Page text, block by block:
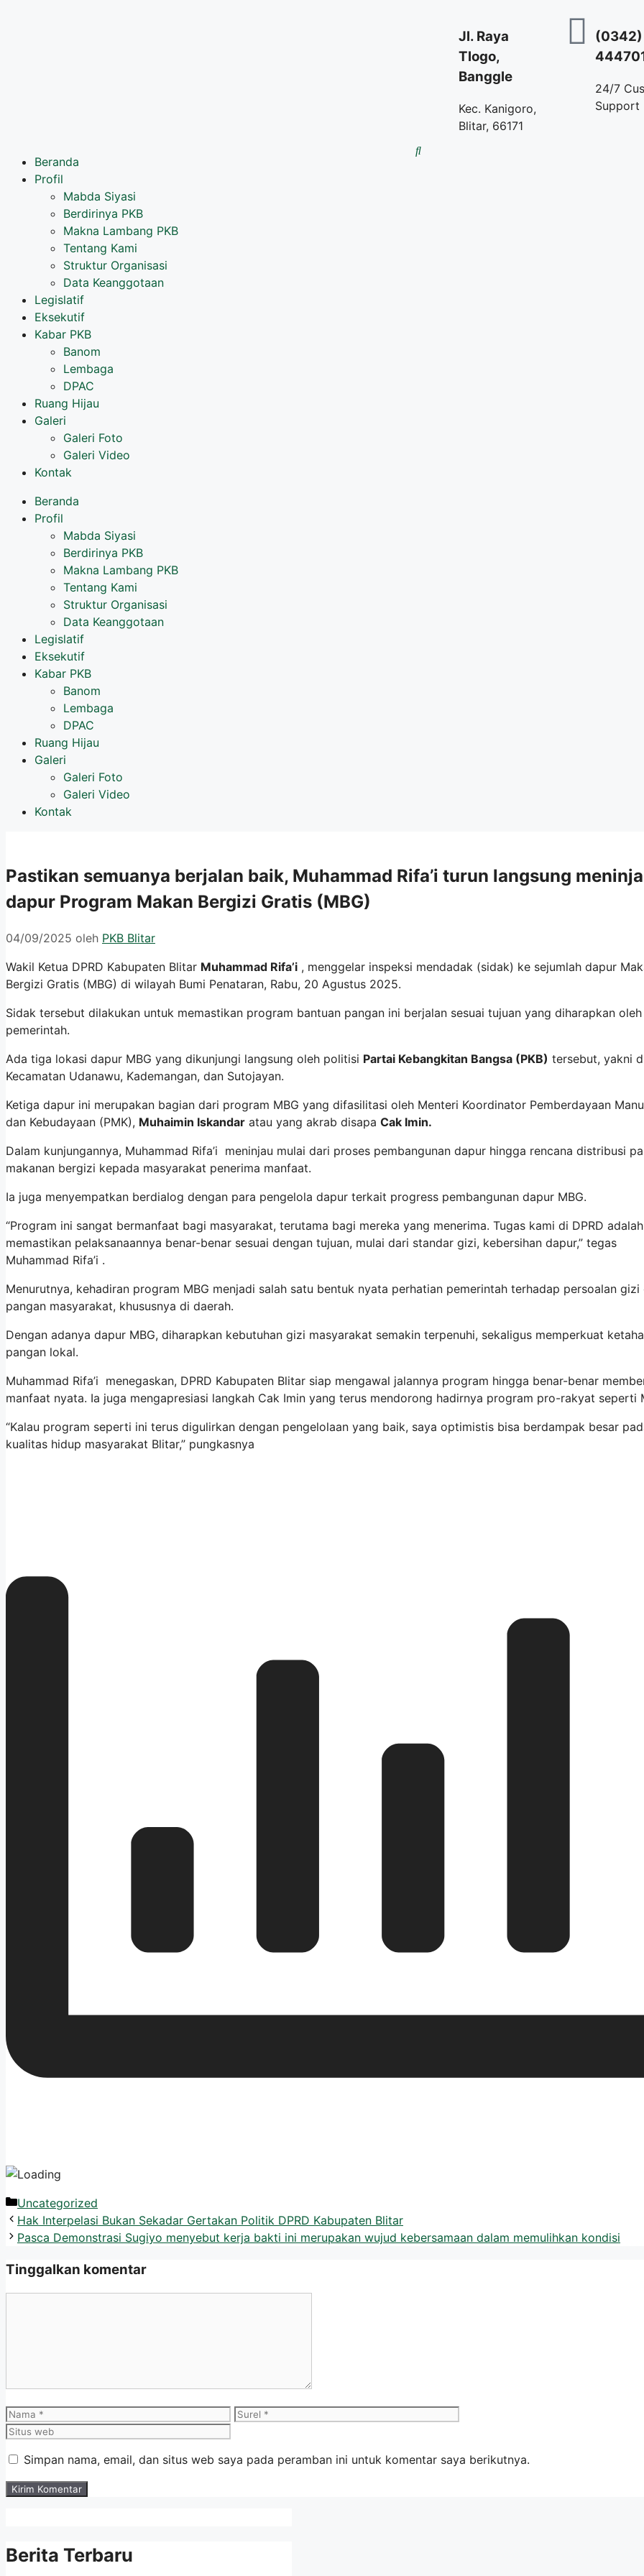
Jl. Raya
Tlogo,
Banggle
Kec. Kanigoro,
Blitar, 66171
(0342)
24/7
Support
Beranda
Profil
Mabda Siyasi
Berdirinya PKB
Makna Lambang PKB
Tentang Kami
Struktur Organisasi
Data Keanggotaan
Legislatif
Eksekutif
Kabar PKB
Banom
Lembaga
DPAC
Ruang Hijau
Galeri
Galeri Foto
Galeri Video
Kontak
Beranda
Profil
Mabda Siyasi
Berdirinya PKB
Makna Lambang PKB
Tentang Kami
Struktur Organisasi
Data Keanggotaan
Legislatif
Eksekutif
Kabar PKB
Banom
Lembaga
DPAC
Ruang Hijau
Galeri
Galeri Foto
Galeri Video
Kontak
Pastikan semuanya berjalan baik, Muhammad Rifa’i turun langsung
dapur Program Makan Bergizi Gratis (MBG)
04/09/2025 oleh PKB Blitar
Wakil Ketua DPRD Kabupaten Blitar Muhammad Rifa’i , menggelar inspeksi mendadak (sidak) ke sejumlah dapur
Bergizi Gratis (MBG) di wilayah Bumi Penataran, Rabu, 20 Agustus 2025.
Sidak tersebut dilakukan untuk memastikan program bantuan pangan ini berjalan sesuai tujuan yang diharapkan oleh
pemerintah.
Ada tiga lokasi dapur MBG yang dikunjungi langsung oleh politisi Partai Kebangkitan Bangsa (PKB) tersebut, yakni
Kecamatan Udanawu, Kademangan, dan Sutojayan.
Ketiga dapur ini merupakan bagian dari program MBG yang difasilitasi oleh Menteri Koordinator Pemberdayaan
dan Kebudayaan (PMK), Muhaimin Iskandar atau yang akrab disapa Cak Imin.
Dalam kunjungannya, Muhammad Rifa’i meninjau mulai dari proses pembangunan dapur hingga rencana distribusi
makanan bergizi kepada masyarakat penerima manfaat.
Ia juga menyempatkan berdialog dengan para pengelola dapur terkait progress pembangunan dapur MBG.
“Program ini sangat bermanfaat bagi masyarakat, terutama bagi mereka yang menerima. Tugas kami di DPRD adalah
memastikan pelaksanaannya benar-benar sesuai dengan tujuan, mulai dari standar gizi, kebersihan dapur,” tegas
Muhammad Rifa’i .
Menurutnya, kehadiran program MBG menjadi salah satu bentuk nyata perhatian pemerintah terhadap persoalan gizi
pangan masyarakat, khususnya di daerah.
Dengan adanya dapur MBG, diharapkan kebutuhan gizi masyarakat semakin terpenuhi, sekaligus memperkuat
pangan lokal.
Muhammad Rifa’i menegaskan, DPRD Kabupaten Blitar siap mengawal jalannya program hingga benar-benar
manfaat nyata. Ia juga mengapresiasi langkah Cak Imin yang terus mendorong hadirnya program pro-rakyat seperti
“Kalau program seperti ini terus digulirkan dengan pengelolaan yang baik, saya optimistis bisa berdampak besar
kualitas hidup masyarakat Blitar,” pungkasnya
Uncategorized
Hak Interpelasi Bukan Sekadar Gertakan Politik DPRD Kabupaten Blitar
Pasca Demonstrasi Sugiyo menyebut kerja bakti ini merupakan wujud kebersamaan dalam memulihkan kondisi
Tinggalkan komentar
Simpan nama, email, dan situs web saya pada peramban ini untuk komentar saya berikutnya.
Berita Terbaru